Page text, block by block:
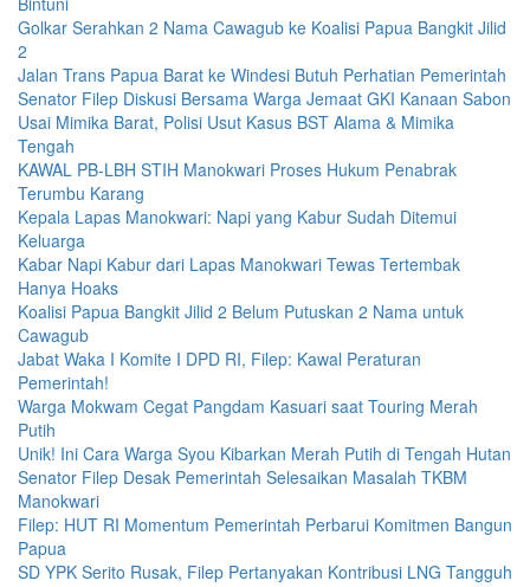
Golkar Serahkan 2 Nama Cawagub ke Koalisi Papua Bangkit Jilid
2
Jalan Trans Papua Barat ke Windesi Butuh Perhatian Pemerintah
Senator Filep Diskusi Bersama Warga Jemaat GKI Kanaan Sabon
Usai Mimika Barat, Polisi Usut Kasus BST Alama & Mimika
Tengah
KAWAL PB-LBH STIH Manokwari Proses Hukum Penabrak
Terumbu Karang
Kepala Lapas Manokwari: Napi yang Kabur Sudah Ditemui
Keluarga
Kabar Napi Kabur dari Lapas Manokwari Tewas Tertembak
Hanya Hoaks
Koalisi Papua Bangkit Jilid 2 Belum Putuskan 2 Nama untuk
Cawagub
Jabat Waka I Komite I DPD RI, Filep: Kawal Peraturan
Pemerintah!
Warga Mokwam Cegat Pangdam Kasuari saat Touring Merah
Putih
Unik! Ini Cara Warga Syou Kibarkan Merah Putih di Tengah Hutan
Senator Filep Desak Pemerintah Selesaikan Masalah TKBM
Manokwari
Filep: HUT RI Momentum Pemerintah Perbarui Komitmen Bangun
Papua
SD YPK Serito Rusak, Filep Pertanyakan Kontribusi LNG Tangguh